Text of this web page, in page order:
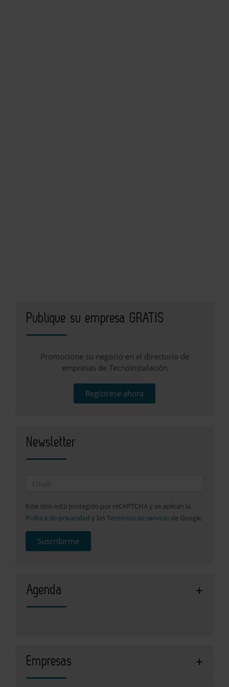
Publique su empresa GRATIS
Promocione su negocio en el directorio de
empresas de TecnoInstalación
Regístrese ahora
Newsletter
Este sitio está protegido por reCAPTCHA y se aplican la
Política de privacidad y los Términos de servicio de Google.
Suscribirme
Agenda
Empresas